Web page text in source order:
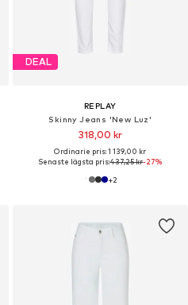
DEAL
REPLAY
Skinny Jeans 'New Luz'
318,00 kr
Ordinarie pris: 1 139,00 kr
Senaste lägsta pris:437,25 kr-27%
+2